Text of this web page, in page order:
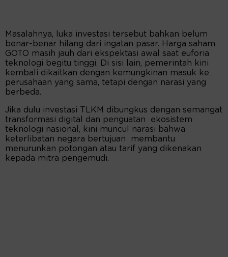
Masalahnya, luka investasi tersebut bahkan belum
benar-benar hilang dari ingatan pasar. Harga saham
GOTO masih jauh dari ekspektasi awal saat euforia
teknologi begitu tinggi. Di sisi lain, pemerintah kini
kembali dikaitkan dengan kemungkinan masuk ke
perusahaan yang sama, tetapi dengan narasi yang
berbeda.
Jika dulu investasi TLKM dibungkus dengan semangat
transformasi digital dan penguatan ekosistem
teknologi nasional, kini muncul narasi bahwa
keterlibatan negara bertujuan membantu
menurunkan potongan atau tarif yang dikenakan
kepada mitra pengemudi.